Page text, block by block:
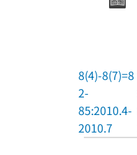
8(4)-8(7)=8
2-
85:2010.4-
2010.7